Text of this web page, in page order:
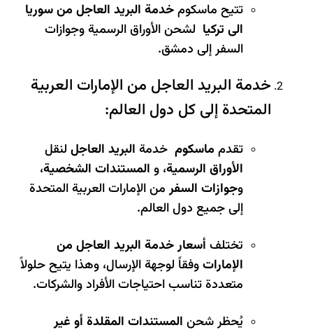
تتيح ماسكومخدمة البريد العاجل من سوريا
الى تركيا لشحن الأوراق الرسمية وجوازات
السفر إلى دمشق.
خدمة البريد العاجل من الإمارات العربية
المتحدة إلى كل دول العالم:
تقدم ماسكوم خدمة البريد العاجل لنقل
الأوراق الرسمية، و المستندات الشخصية،
وجوازات السفرمن الإمارات العربية المتحدة
إلى جميع دول العالم.
تختلف أسعار خدمة البريد العاجل من
الإماراتوفقاً لوجهة الإرسال، وهذا يتيح حلولاً
متعددة تناسب احتياجات الأفراد والشركات.
يُحظر شحن المستندات المقلدة أو غير